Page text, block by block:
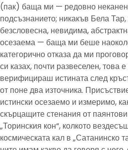
(пак) баща ми — редовно неканен
подсъзнанието; никакъв Бела
безсловесна, невидима,
осезаема — баща ми беше
категорично отказа да ми
си казах, почти развеселен, това
верифицираш истината след
от поне два източника.
истински осезаемо и измеримо,
скърцащите стенания от
„Торинския кон“, колкото
космическата кал в „Сатанинско